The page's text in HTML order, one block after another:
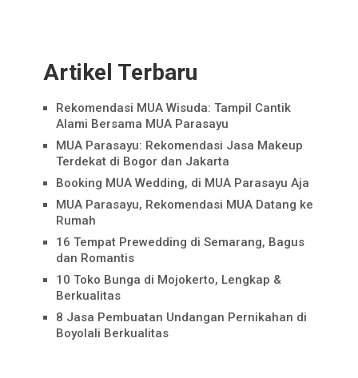
Artikel Terbaru
Rekomendasi MUA Wisuda: Tampil Cantik
Alami Bersama MUA Parasayu
MUA Parasayu: Rekomendasi Jasa Makeup
Terdekat di Bogor dan Jakarta
Booking MUA Wedding, di MUA Parasayu Aja
MUA Parasayu, Rekomendasi MUA Datang ke
Rumah
16 Tempat Prewedding di Semarang, Bagus
dan Romantis
10 Toko Bunga di Mojokerto, Lengkap &
Berkualitas
8 Jasa Pembuatan Undangan Pernikahan di
Boyolali Berkualitas